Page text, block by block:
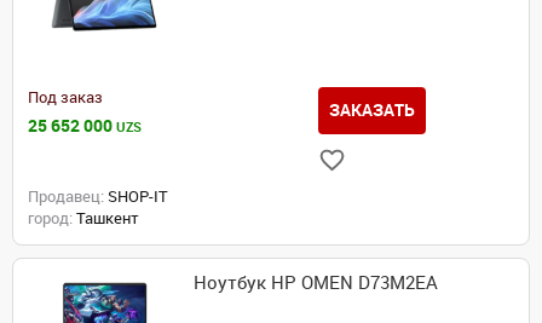
Под заказ
25 652 000 UZS
ЗАКАЗАТЬ
Продавец: SHOP-IT
город: Ташкент
Ноутбук HP OMEN D73M2EA